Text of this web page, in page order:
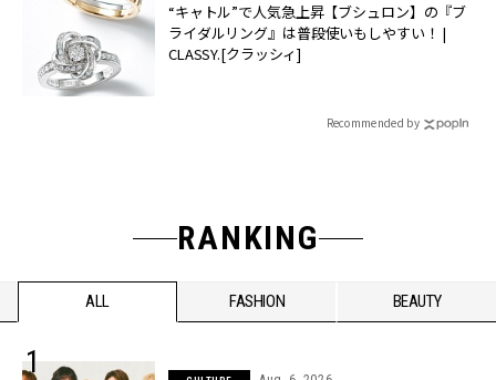
“キャトル”で人気急上昇【ブシュロン】の『ブ
ライダルリング』は普段使いもしやすい！ |
CLASSY.[クラッシィ]
Recommended by
RANKING
ALL FASHION BEAUTY